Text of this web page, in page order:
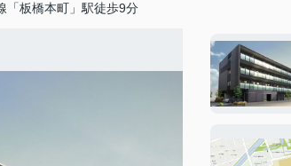
「板橋本町」駅徒歩9分